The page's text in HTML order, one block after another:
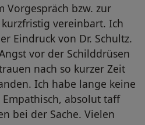
Vorgespräch bzw. zur
vereinbart. Ich
Eindruck von Dr. Schultz.
vor der Schilddrüsen
nach so kurzer Zeit
Ich habe lange keine
absolut taff
bei der Sache. Vielen